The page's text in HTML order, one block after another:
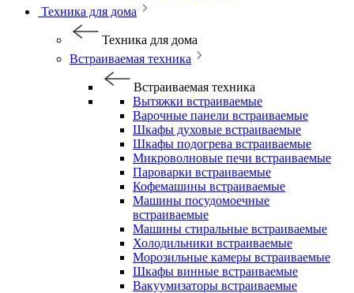
Техника для дома
Техника для дома
Встраиваемая техника
Встраиваемая техника
Вытяжки встраиваемые
Варочные панели встраиваемые
Шкафы духовые встраиваемые
Шкафы подогрева встраиваемые
Микроволновые печи встраиваемые
Пароварки встраиваемые
Кофемашины встраиваемые
Машины посудомоечные
встраиваемые
Машины стиральные встраиваемые
Холодильники встраиваемые
Морозильные камеры встраиваемые
Шкафы винные встраиваемые
Вакуумизаторы встраиваемые